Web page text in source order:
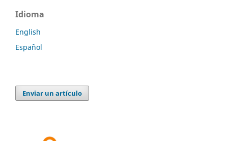
Idioma
English
Español
Enviar un artículo